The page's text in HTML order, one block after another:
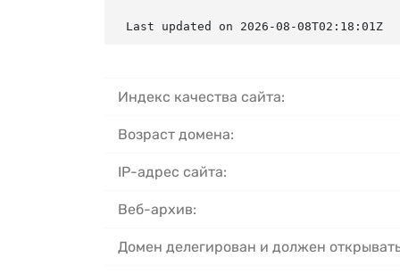
Last updated on 2026-08-08T02:18:01Z
Индекс качества сайта:
Возраст домена:
IP-адрес сайта:
Веб-архив:
Домен делегирован и должен